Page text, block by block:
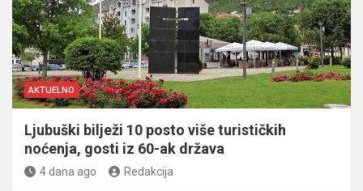
AKTUELNO
Ljubuški bilježi 10 posto više turističkih
noćenja, gosti iz 60-ak država
4 dana ago Redakcija